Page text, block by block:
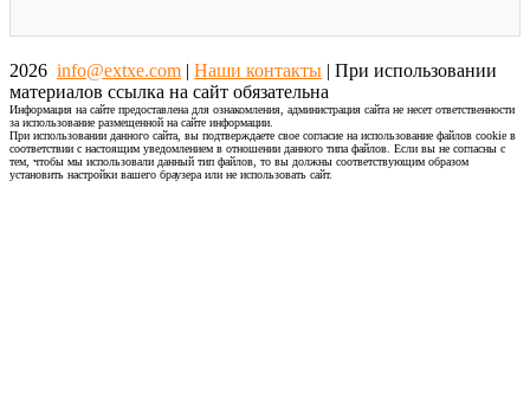
2026 info@extxe.com | Наши контакты | При использовании
материалов ссылка на сайт обязательна
Информация на сайте предоставлена для ознакомления, администрация сайта не несет ответственности
за использование размещенной на сайте информации.
При использовании данного сайта, вы подтверждаете свое согласие на использование файлов cookie в
соответствии с настоящим уведомлением в отношении данного типа файлов. Если вы не согласны с
тем, чтобы мы использовали данный тип файлов, то вы должны соответствующим образом
установить настройки вашего браузера или не использовать сайт.